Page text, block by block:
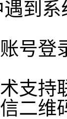
到
号登
支持
二维